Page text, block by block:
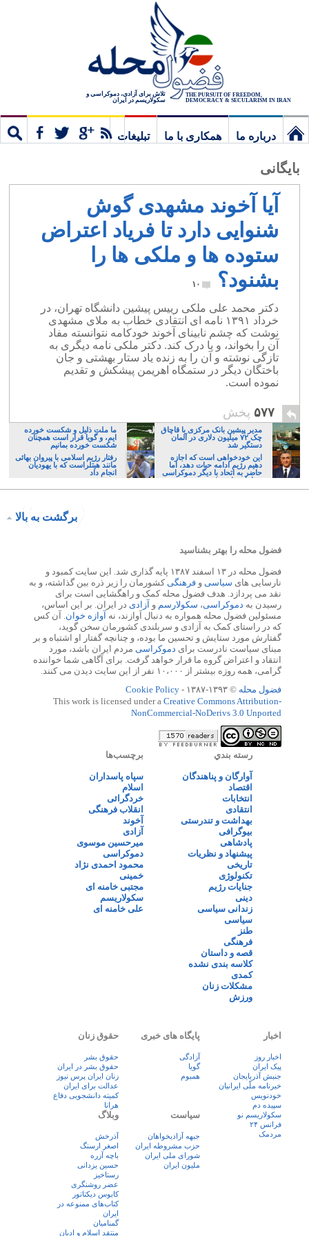
THE PURSUIT OF FREEDOM,
DEMOCRACY & SECULARISM IN IRAN
تلاش برای آزادی، دموکراسی و
سکولاریسم در ایران
درباره ما همکاری با ما
تبلیغات
بایگانی
آیا آخوند مشهدی گوش
شنوایی دارد تا فریاد اعتراض
ستوده ها و ملکی ها را
بشنود؟
۱۰
دکتر محمد علی ملکی ريیس پیشین دانشگاه تهران، در
خرداد ۱۳۹۱ نامه ای انتقادی خطاب به ملای مشهدی
نوشت که چشم نابینای آخوند خودکامه نتوانسته مفاد
آن را بخواند، و یا درک کند. دکتر ملکی نامه دیگری به
تازگی نوشته و آن را به زنده یاد ستار بهشتی و جان
باختگان دیگر در ستمگاه اهریمن پیشکش و تقدیم
نموده است.
۵۷۷ پخش
مدیر پیشین بانک مرکزی با قاچاق
چک ۷۲ میلیون دلاری در آلمان
دستگیر شد
ما ملت ذلیل و شکست خورده
ایم، و گویا قرار است همچنان
شکست خورده بمانیم
این خودخواهی است که اجازه
دهیم رژیم ادامه حیات دهد، اما
حاضر به اتحاد با دیگر دموکراسی
خواهان نباشیم!
رفتار رژیم اسلامی با پیروان بهائی
مانند هیتلراست که با یهودیان
انجام داد
برگشت به بالا
فضول محله را بهتر بشناسید
فضول محله در ۱۳ اسفند ۱۳۸۷ پایه گذاری شد. این سایت کمبود و
نارسایی های سیاسی و فرهنگیکشورمان را زیر ذره بین گذاشته، و به
نقد می پردازد. هدف فضول محله کمک و راهگشایی است برای
رسیدن به دموکراسی، سکولارسم و آزادی در ایران. بر این اساس،
مسئولین فضول محله همواره به دنبال آوازند، نه آوازه خوان. آن کس
که در راستای کمک به آزادی و سربلندی کشورمان سخن گوید،
گفتارش مورد ستایش و تحسین ما بوده، و چنانچه گفتار او اشتباه و بر
مبنای سیاست نادرست برای دموکراسی مردم ایران باشد، مورد
انتقاد و اعتراض گروه ما قرار خواهد گرفت. برای آگاهی شما خواننده
گرامی، همه روزه بیشتر از ۱۰،۰۰۰ نفر از این سایت دیدن می کنند.
فضول محله © ۱۳۹۳-۱۳۸۷ -
Cookie Policy
This work is licensed under a Creative Commons Attribution-
NonCommercial-NoDerivs 3.0 Unported
رسته بندي
آوارگان و پناهندگان
اقتصاد
انتخابات
انتقادی
بهداشت و تندرستی
بیوگرافی
پادشاهی
پیشنهاد و نظریات
تاریخی
تکنولوژی
جنایات رژیم
دینی
زندانی سیاسی
سیاسی
طنز
فرهنگی
قصه و داستان
کلاسه بندی نشده
کمدی
مشکلات زنان
ورزش
برچسب‌ها
سپاه پاسداران
اسلام
خردگرائی
انقلاب فرهنگی
آخوند
آزادی
میرحسین موسوی
دموکراسی
محمود احمدی نژاد
خمینی
مجتبی خامنه ای
سکولاریسم
علی خامنه ای
اخبار
اخبار روز
پيک ايران
جنبش آذربایجان
خبرنامه ملّی ایرانیان
خودنویس
سپیده دم
سکولاریسم نو
فرانس ۲۴
مردمک
پایگاه های خبری
آزادگی
گویا
همبوم
حقوق زنان
حقوق بشر
حقوق بشر در ایران
زنان ايران پرس نيوز
عدالت برای ایران
کمیته دانشجویی دفاع
هرانا
سیاست
جبهه آزادیخواهان
حزب مشروطه ایران
شورای ملی ایران
ملیون ایران
وبلاگ
آذرخش
اصغر ارسنگ
باچه آزره
حسین یزدانی
رستاخیز
عضر روشنگری
کابوس دیکتاتور
کتاب‌های ممنوعه در
ایران
گمنامیان
منتقد اسلام و ادیان